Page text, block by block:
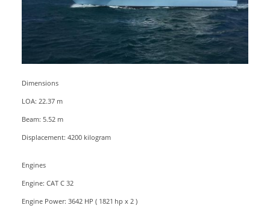
Dimensions
LOA: 22.37 m
Beam: 5.52 m
Displacement: 4200 kilogram
Engines
Engine: CAT C 32
Engine Power: 3642 HP ( 1821 hp x 2 )